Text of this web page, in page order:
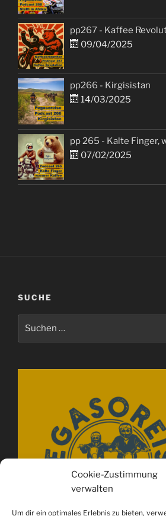
Cookie-Zustimmung
verwalten
Um dir ein optimales Erlebnis zu bieten,
pp267 - Kaffee
09/04/2025
pp266 - Kirgisistan
14/03/2025
pp 265 - Kalte Finger,
07/02/2025
SUCHE